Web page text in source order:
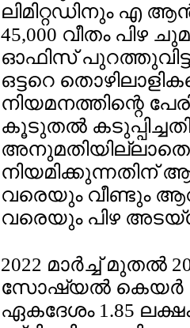
ലിമിറ്റഡിനും എ
45,000 വീതം പിഴ
ഓഫിസ്
ഒട്ടറെ
നിയമനത്തിന്റെ
കൂടുതല്‍
അനുമതിയില്ലാതെ
നിയമിക്കുന്നതിന്
വരെയും വീണ്ടും
വരെയും പിഴ
2022 മാര്‍ച്ച് മുതല്‍
സോഷ്യല്‍ കെയര്‍
ഏകദേശം 1.85